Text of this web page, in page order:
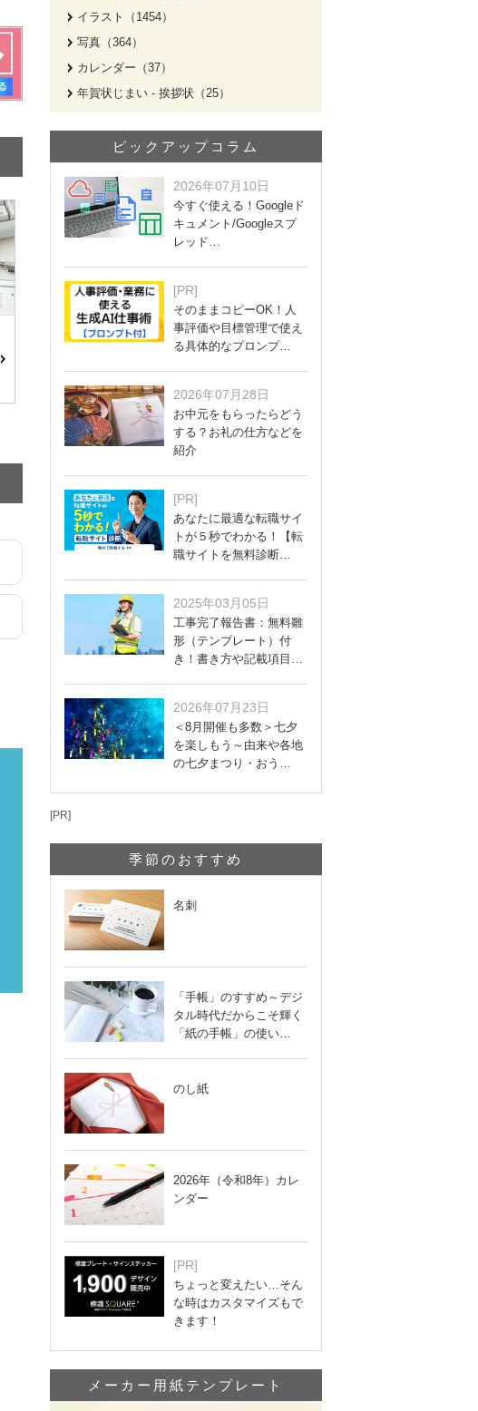
イラスト（1454）
写真（364）
カレンダー（37）
年賀状じまい - 挨拶状（25）
ピックアップコラム
2026年07月10日
今すぐ使える！Googleド
キュメント/Googleスプ
レッド…
[PR]
そのままコピーOK！人
事評価や目標管理で使え
る具体的なプロンプ…
2026年07月28日
お中元をもらったらどう
する？お礼の仕方などを
紹介
[PR]
あなたに最適な転職サイ
トが５秒でわかる！【転
職サイトを無料診断…
2025年03月05日
工事完了報告書：無料雛
形（テンプレート）付
き！書き方や記載項目…
2026年07月23日
＜8月開催も多数＞七夕
を楽しもう～由来や各地
の七夕まつり・おう…
[PR]
季節のおすすめ
名刺
「手帳」のすすめ～デジ
タル時代だからこそ輝く
「紙の手帳」の使い…
のし紙
2026年（令和8年）カレ
ンダー
[PR]
ちょっと変えたい…そん
な時はカスタマイズもで
きます！
メーカー用紙テンプレート